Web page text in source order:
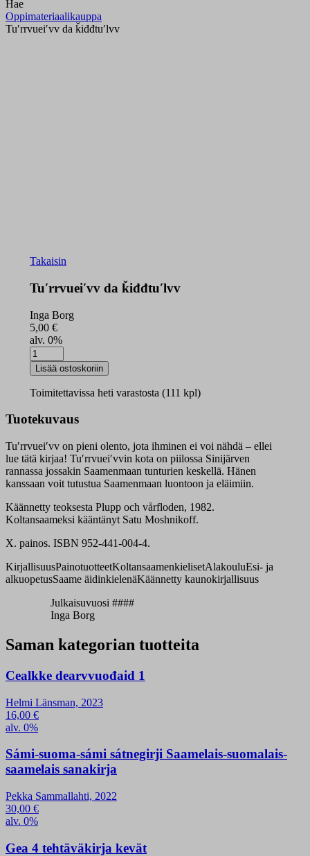
Hae
Oppimateriaalikauppa
Tuʹrrvueiʹvv da ǩiđđtuʹlvv
Takaisin
Tuʹrrvueiʹvv da ǩiđđtuʹlvv
Inga Borg
5,00 €
alv. 0%
Tuʹrrvueiʹvv
da
ǩiđđtuʹlvv
määrä
Lisää ostoskoriin
Toimitettavissa heti varastosta (111 kpl)
Tuotekuvaus
Tuʹrrvueiʹvv on pieni olento, jota ihminen ei voi nähdä – ellei
lue tätä kirjaa! Tuʹrrvueiʹvvin kota on piilossa Sinijärven
rannassa jossakin Saamenmaan tunturien keskellä. Hänen
kanssaan voit tutustua Saamenmaan luontoon ja eläimiin.
Käännetty teoksesta Plupp och vårfloden, 1982.
Koltansaameksi kääntänyt Satu Moshnikoff.
X. painos. ISBN 952-441-004-4.
KirjallisuusPainotuotteetKoltansaamenkielisetAlakouluEsi- ja
alkuopetusSaame äidinkielenäKäännetty kaunokirjallisuus
Julkaisuvuosi ####
Inga Borg
Saman kategorian tuotteita
Cealkke dearvvuođaid 1
Helmi Länsman, 2023
16,00 €
alv. 0%
Sámi-suoma-sámi sátnegirji Saamelais-suomalais-
saamelais sanakirja
Pekka Sammallahti, 2022
30,00 €
alv. 0%
Gea 4 tehtäväkirja kevät